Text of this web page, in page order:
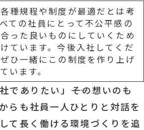
種規程や制度が最適だとは考
ての社員にとって不公平感の
った良いものにしていくため
ています。今後入社してくだ
ひ一緒にこの制度を作り上げ
います。
でありたい」――その想いのも
らも社員一人ひとりと対話を
て長く働ける環境づくりを追